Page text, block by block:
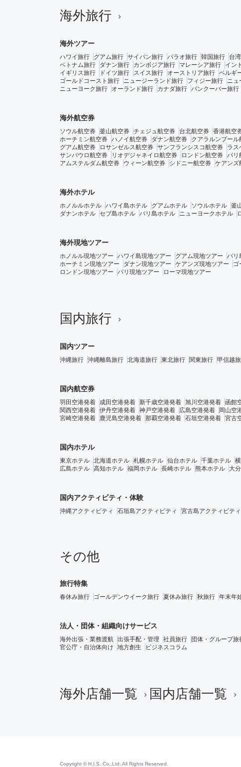
海外旅行
海外ツアー
ハワイ旅行 グアム旅行 サイパン旅行 パラオ旅行 韓国旅行 台
ベトナム旅行
ダナン旅行 カンボジア旅行 マレーシア旅行 イン
イギリス旅行
ドイツ旅行 スイス旅行 オーストリア旅行 ベルギ
ゴールドコースト旅行
ニュージーランド旅行 フィジー旅行 ニュ
ニューヨーク旅行
オーランド旅行 カナダ旅行 バンクーバー旅行
海外航空券
ソウル航空券 釜山航空券 チェジュ航空券 台北航空券 香港航空
ホーチミン航空券 ハノイ航空券 ダナン航空券 クアラルンプール
グアム航空券
ロサンゼルス航空券 サンフランシスコ航空券 ラス
サンパウロ航空券
リオデジャネイロ航空券 ロンドン航空券 パリ
アムステルダム航空券
ウィーン航空券 シドニー航空券 ケアンズ
海外ホテル
ホノルルホテル ハワイ島ホテル グアムホテル ソウルホテル 釜
ダナンホテル セブ島ホテル バリ島ホテル ニューヨークホテル
海外現地ツアー
ホノルル現地ツアー ハワイ島現地ツアー グアム現地ツアー バリ
ホーチミン現地ツアー
ダナン現地ツアー ケアンズ現地ツアー ゴ
ロンドン現地ツアー
パリ現地ツアー ローマ現地ツアー
国内旅行
国内ツアー
沖縄旅行 沖縄離島旅行 北海道旅行 東北旅行 関東旅行 甲信越
国内航空券
羽田空港発着 成田空港発着 新千歳空港発着 旭川空港発着 函館
関西空港発着 伊丹空港発着 神戸空港発着 広島空港発着 岡山空
宮崎空港発着
鹿児島空港発着 那覇空港発着 石垣空港発着 宮古
国内ホテル
東京ホテル 北海道ホテル 札幌ホテル 仙台ホテル 千葉ホテル
広島ホテル 高知ホテル 福岡ホテル 長崎ホテル 熊本ホテル 大
国内アクティビティ・体験
沖縄アクティビティ 石垣島アクティビティ 宮古島アクティビティ
その他
旅行特集
春休み旅行 ゴールデンウイーク旅行 夏休み旅行 秋旅行 年末年
法人・団体・組織向けサービス
海外出張・業務渡航 出張手配・管理 社員旅行 団体・グループ旅
官公庁・自治体向け
地方創生 ビジネスコラム
海外店舗一覧 国内店舗一覧
Copyright © H.I.S. Co.,Ltd. All Rights Reserved.